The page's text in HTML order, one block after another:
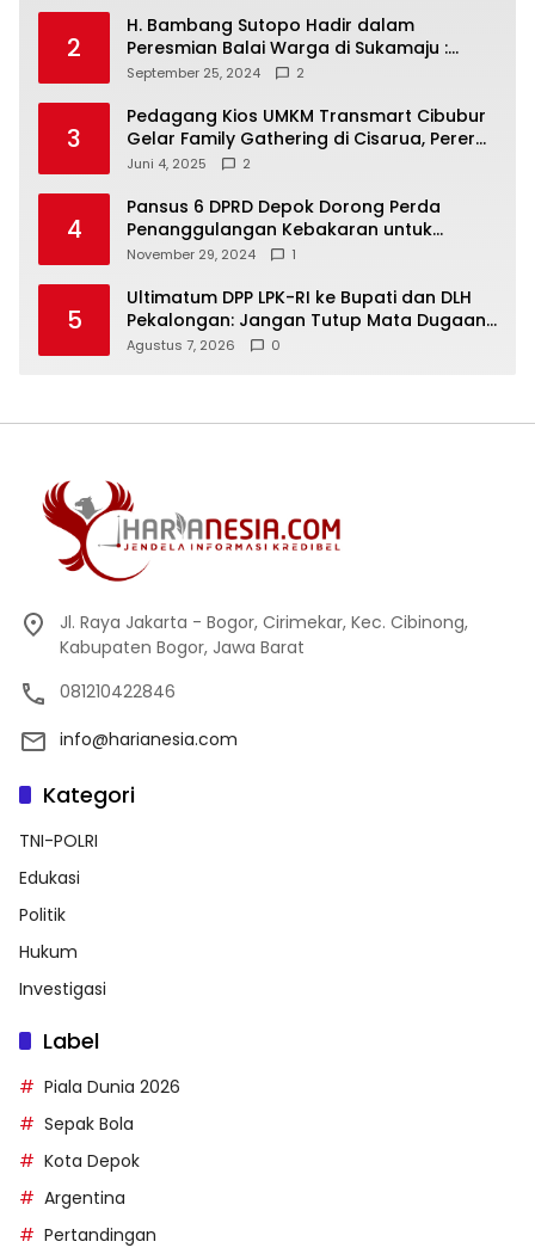
2
H. Bambang Sutopo Hadir dalam
Peresmian Balai Warga di Sukamaju :
Wadah Baru untuk Kolaborasi dan
September 25, 2024 2
3
Pedagang Kios UMKM Transmart Cibubur
Gelar Family Gathering di Cisarua, Pererat
Silaturahmi dan Kekompakan
Juni 4, 2025 2
4
Pansus 6 DPRD Depok Dorong Perda
Penanggulangan Kebakaran untuk
Keselamatan Warga
November 29, 2024 1
5
Ultimatum DPP LPK-RI ke Bupati dan DLH
Pekalongan: Jangan Tutup Mata Dugaan
Pencemaran Limbah Laundry, Siap
Agustus 7, 2026 0
Jl. Raya Jakarta - Bogor, Cirimekar, Kec. Cibinong,
Kabupaten Bogor, Jawa Barat
081210422846
info@harianesia.com
Kategori
TNI-POLRI
Edukasi
Politik
Hukum
Investigasi
Label
Piala Dunia 2026
Sepak Bola
Kota Depok
Argentina
Pertandingan